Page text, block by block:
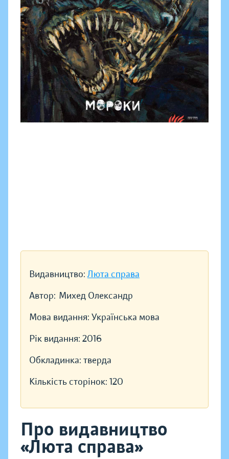
Видавництво: Люта справа
Автор: Михед Олександр
Мова видання: Українська мова
Рік видання: 2016
Обкладинка: тверда
Кількість сторінок: 120
Про видавництво
«Люта справа»